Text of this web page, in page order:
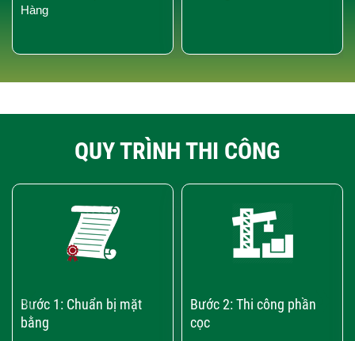
Hàng
QUY TRÌNH THI CÔNG
Bước 1: Chuẩn bị mặt
bằng
Bước 2: Thi công phần
cọc
›
‹